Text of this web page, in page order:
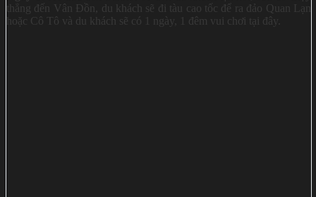
thẳng đến Vân Đồn, du khách sẽ đi tàu cao tốc để ra đảo Quan Lạn
hoặc Cô Tô và du khách sẽ có 1 ngày, 1 đêm vui chơi tại đây.